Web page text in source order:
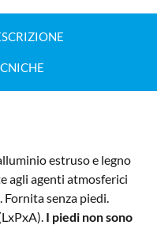
estruso e legno
agli agenti atmosferici
senza piedi.
I piedi non sono